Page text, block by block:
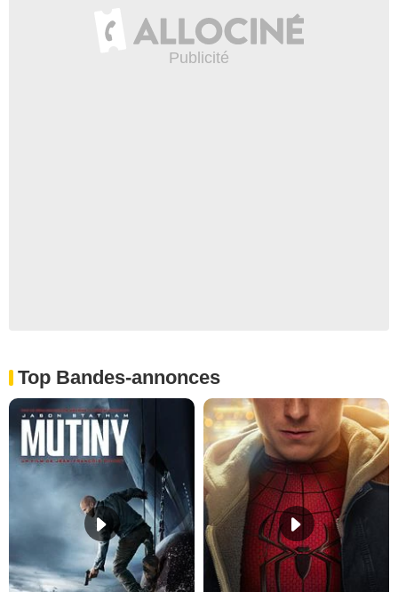
Top Bandes-annonces